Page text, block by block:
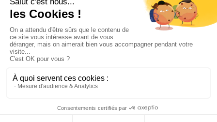
actualités immobilières des agences de la
Maison Atrium Gestion. À tout moment, vous
pourrez utiliser le lien de désabonnement
intégré aux courriers électroniques qui vous
seront envoyés.
* Champs obligatoires